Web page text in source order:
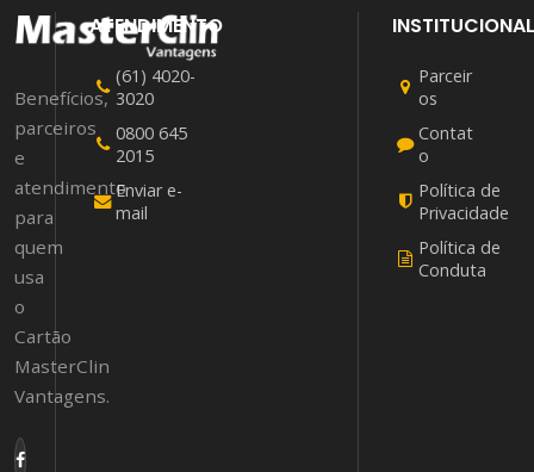
Benefícios,
parceiros
e
atendimento
para
quem
usa
o
Cartão
MasterClin
Vantagens.
ATENDIMENTO
(61) 4020-
3020
0800 645
2015
Enviar e-
mail
INSTITUCIONAL
Parceir
os
Contat
o
Política de
Privacidade
Política de
Conduta